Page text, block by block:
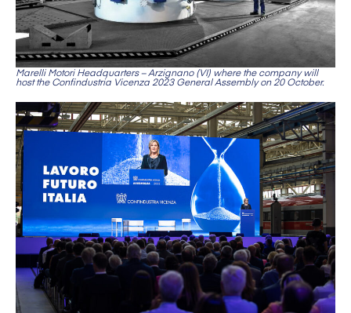
Marelli Motori Headquarters – Arzignano (VI) where the company will
host the Confindustria Vicenza 2023 General Assembly on 20 October.